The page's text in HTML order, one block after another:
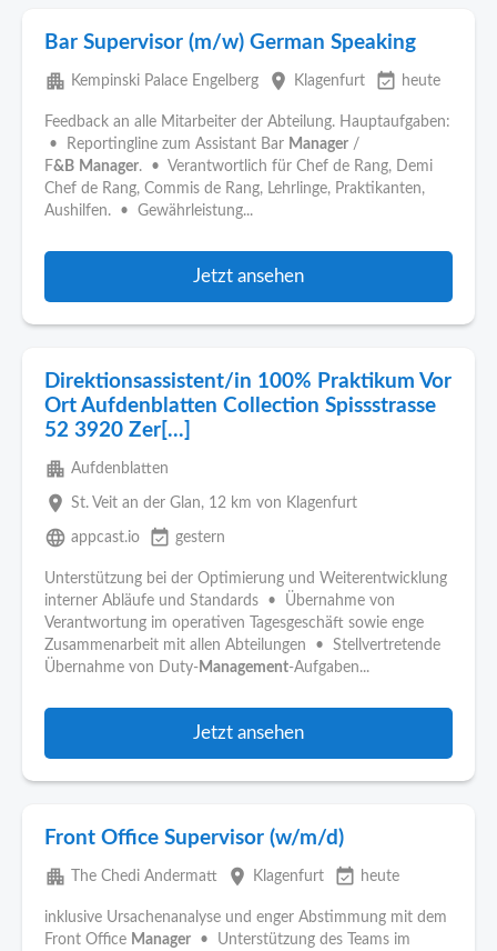
Bar Supervisor (m/w) German Speaking
apartment Kempinski Palace Engelberg place Klagenfurt event_available heute
Feedback an alle Mitarbeiter der Abteilung. Hauptaufgaben:
• Reportingline zum Assistant Bar Manager /
F&B Manager. • Verantwortlich für Chef de Rang, Demi
Chef de Rang, Commis de Rang, Lehrlinge, Praktikanten,
Aushilfen. • Gewährleistung...
Jetzt ansehen
Direktionsassistent/in 100% Praktikum Vor
Ort Aufdenblatten Collection Spissstrasse
52 3920 Zer[...]
apartment Aufdenblatten
place St. Veit an der Glan, 12 km von Klagenfurt
language appcast.io event_available gestern
Unterstützung bei der Optimierung und Weiterentwicklung
interner Abläufe und Standards • Übernahme von
Verantwortung im operativen Tagesgeschäft sowie enge
Zusammenarbeit mit allen Abteilungen • Stellvertretende
Übernahme von Duty-Management-Aufgaben...
Jetzt ansehen
Front Office Supervisor (w/m/d)
apartment The Chedi Andermatt place Klagenfurt event_available heute
inklusive Ursachenanalyse und enger Abstimmung mit dem
Front Office Manager • Unterstützung des Teams im